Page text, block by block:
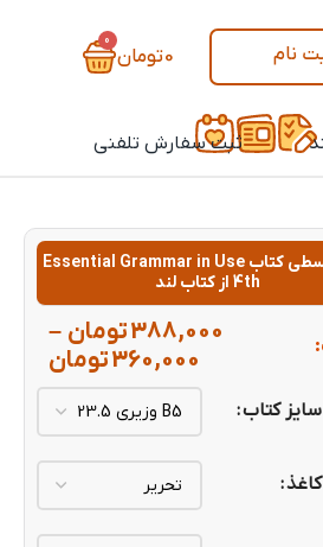
نام 0تومان
0
ثبت سفارش تلفنی
خرید قسطی کتاب Essential Grammar in Use
4th از کتاب لند
388,000تومان –
360,000تومان
کتاب